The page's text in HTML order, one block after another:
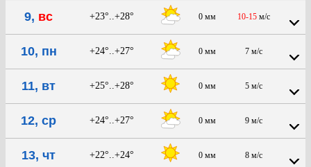
9, вс +23°..+28° 0 мм 10-15 м/с
10, пн +24°..+27° 0 мм 7 м/с
11, вт +25°..+28° 0 мм 5 м/с
12, ср +24°..+27° 0 мм 9 м/с
13, чт +22°..+24° 0 мм 8 м/с